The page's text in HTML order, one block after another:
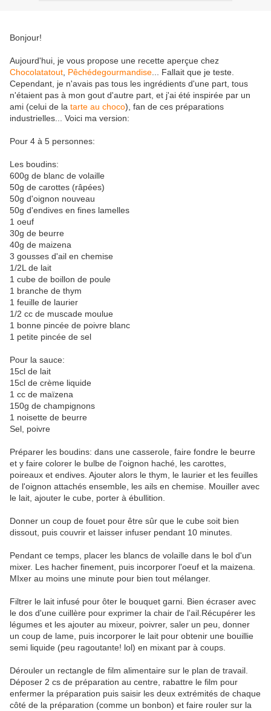
Bonjour!
Aujourd'hui, je vous propose une recette aperçue chez
Chocolatatout Pêchédegourmandise ... Fallait que je teste.
Cependant, je n'avais pas tous les ingrédients d'une part, tous
n'étaient pas à mon gout d'autre part, et j'ai été inspirée par un
ami (celui de la tarte au choco), fan de ces préparations
industrielles... Voici ma version:
Pour 4 à 5 personnes:
Les boudins:
600g de blanc de volaille
50g de carottes (râpées)
50g d'oignon nouveau
50g d'endives en fines lamelles
1 oeuf
30g de beurre
40g de maizena
3 gousses d'ail en chemise
1/2L de lait
1 cube de boillon de poule
1 branche de thym
1 feuille de laurier
1/2 cc de muscade moulue
1 bonne pincée de poivre blanc
1 petite pincée de sel
Pour la sauce:
15cl de lait
15cl de crème liquide
1 cc de maïzena
150g de champignons
1 noisette de beurre
Sel, poivre
Préparer les boudins: dans une casserole, faire fondre le beurre
et y faire colorer le bulbe de l'oignon haché, les carottes,
poireaux et endives. Ajouter alors le thym, le laurier et les feuilles
de l'oignon attachés ensemble, les ails en chemise. Mouiller avec
le lait, ajouter le cube, porter à ébullition.
Donner un coup de fouet pour être sûr que le cube soit bien
dissout, puis couvrir et laisser infuser pendant 10 minutes.
Pendant ce temps, placer les blancs de volaille dans le bol d'un
mixer. Les hacher finement, puis incorporer l'oeuf et la maizena.
MIxer au moins une minute pour bien tout mélanger.
Filtrer le lait infusé pour ôter le bouquet garni. Bien écraser avec
le dos d'une cuillère pour exprimer la chair de l'ail.Récupérer les
légumes et les ajouter au mixeur, poivrer, saler un peu, donner
un coup de lame, puis incorporer le lait pour obtenir une bouillie
semi liquide (peu ragoutante! lol) en mixant par à coups.
Dérouler un rectangle de film alimentaire sur le plan de travail.
Déposer 2 cs de préparation au centre, rabattre le film pour
enfermer la préparation puis saisir les deux extrémités de chaque
côté de la préparation (comme un bonbon) et faire rouler sur la